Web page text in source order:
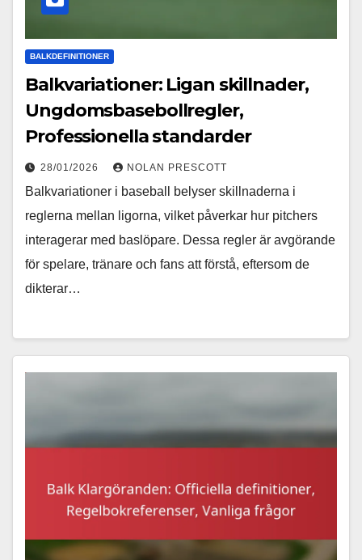
BALKDEFINITIONER
Balkvariationer: Ligan skillnader,
Ungdomsbasebollregler,
Professionella standarder
28/01/2026 NOLAN PRESCOTT
Balkvariationer i baseball belyser skillnaderna i
reglerna mellan ligorna, vilket påverkar hur pitchers
interagerar med baslöpare. Dessa regler är avgörande
för spelare, tränare och fans att förstå, eftersom de
dikterar…